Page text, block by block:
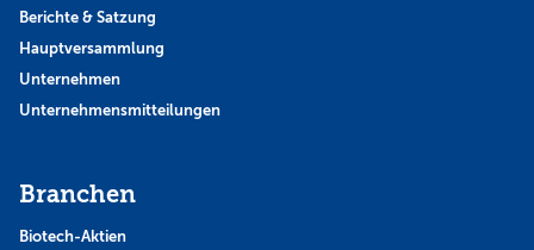
Berichte & Satzung
Hauptversammlung
Unternehmen
Unternehmensmitteilungen
Branchen
Biotech-Aktien